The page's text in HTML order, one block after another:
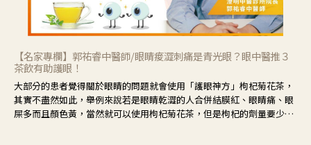
【名家專欄】郭祐睿中醫師/眼睛痠澀刺痛是青光眼？眼中醫推３
茶飲有助護眼！
大部分的患者覺得關於眼睛的問題就會使用「護眼神方」枸杞菊花茶，
其實不盡然如此，舉例來說若是眼睛乾澀的人合併結膜紅、眼睛痛、眼
屎多而且顏色黃，當然就可以使用枸杞菊花茶，但是枸杞的劑量要少，